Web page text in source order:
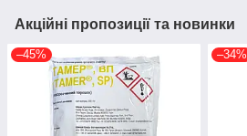
Акційні пропозиції та новинки
–45% –34%